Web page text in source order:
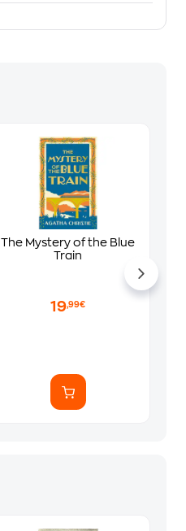
The Mystery of the Blue
Train
19,99€